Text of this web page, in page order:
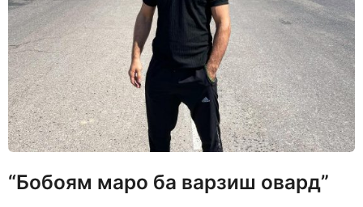
“Бобоям маро ба варзиш овард”